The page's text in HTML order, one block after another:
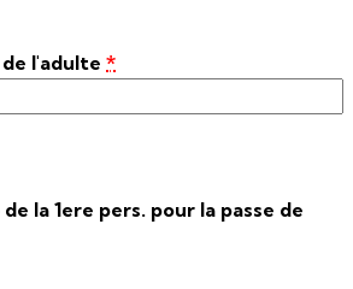
l'adulte *
la 1ere pers. pour la passe de